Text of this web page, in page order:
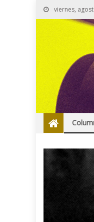
viernes,